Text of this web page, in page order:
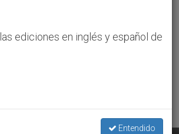
ediciones en inglés y español de
Entendido